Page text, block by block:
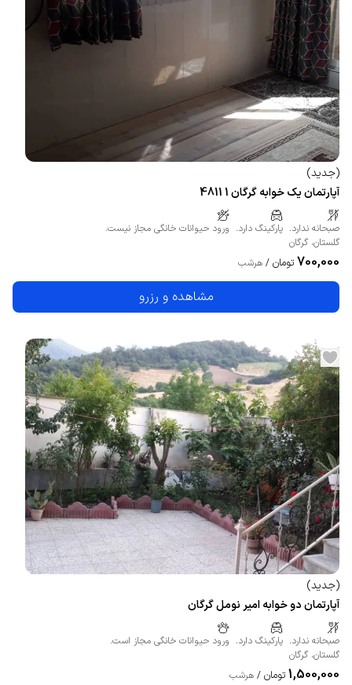
(جدید)
آپارتمان یک خوابه گرگان 1 4811
صبحانه ندارد. پارکینگ دارد. ورود حیوانات خانگی مجاز نیست.
گلستان، گرگان
700,000 تومان / هرشب
مشاهده و رزرو
(جدید)
آپارتمان دو خوابه امیر نومل گرگان
صبحانه ندارد. پارکینگ دارد. ورود حیوانات خانگی مجاز است.
گلستان، گرگان
1,500,000 تومان / هرشب